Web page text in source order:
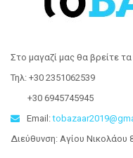
Στο μαγαζί μας θα βρείτε
Τηλ: +30 2351062539
+30 6945745945
Email:
Διεύθυνση: Αγίου Νικολάου